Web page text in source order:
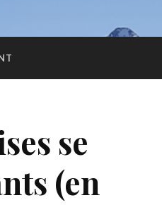
se
(en